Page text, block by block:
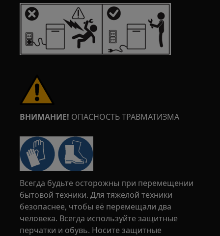
ВНИМАНИЕ! ОПАСНОСТЬ ТРАВМАТИЗМА
Всегда будьте осторожны при перемещении
бытовой техники. Для тяжелой техники
безопаснее, чтобы её перемещали два
человека. Всегда используйте защитные
перчатки и обувь. Носите защитные